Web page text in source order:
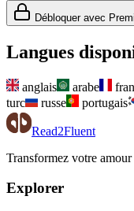
Débloquer avec
Langues
anglais arabe
turc
russe portugais
Read2Fluent
Transformez votre amour
Explorer